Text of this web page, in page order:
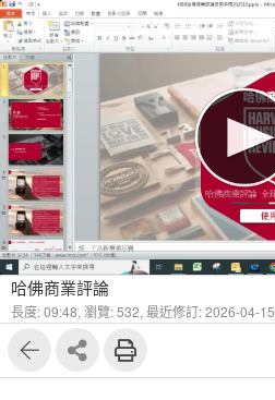
16
哈佛商業評論
長度: 09:48, 瀏覽: 532, 最近修訂: 2026-04-15